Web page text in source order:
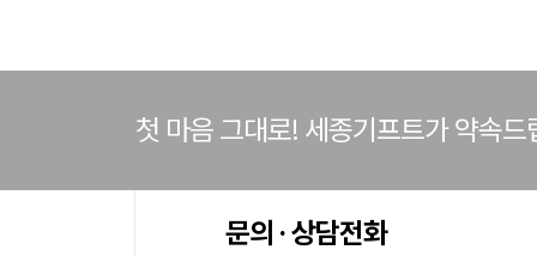
첫 마음 그대로! 세종기프트가 약속드
문의 · 상담전화